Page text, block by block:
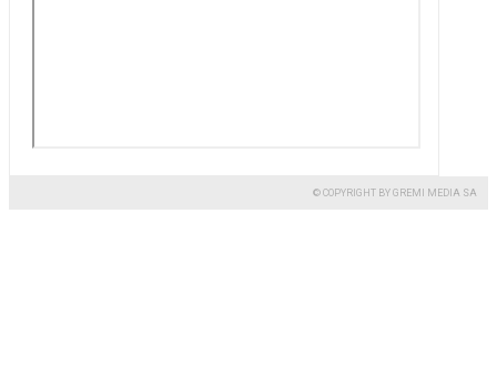
© COPYRIGHT BY GREMI MEDIA SA